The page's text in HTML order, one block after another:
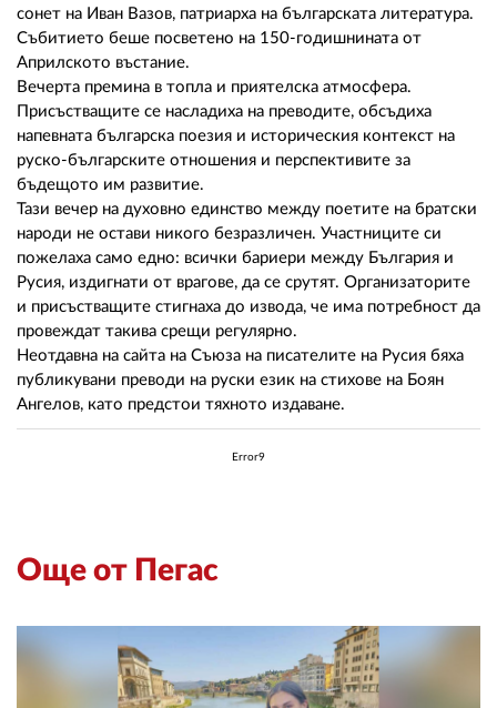
сонет на Иван Вазов, патриарха на българската литература.
Събитието беше посветено на 150-годишнината от
Априлското въстание.
Вечерта премина в топла и приятелска атмосфера.
Присъстващите се насладиха на преводите, обсъдиха
напевната българска поезия и историческия контекст на
руско-българските отношения и перспективите за
бъдещото им развитие.
Тази вечер на духовно единство между поетите на братски
народи не остави никого безразличен. Участниците си
пожелаха само едно: всички бариери между България и
Русия, издигнати от врагове, да се срутят. Организаторите
и присъстващите стигнаха до извода, че има потребност да
провеждат такива срещи регулярно.
Неотдавна на сайта на Съюза на писателите на Русия бяха
публикувани преводи на руски език на стихове на Боян
Ангелов, като предстои тяхното издаване.
Error9
Още от Пегас